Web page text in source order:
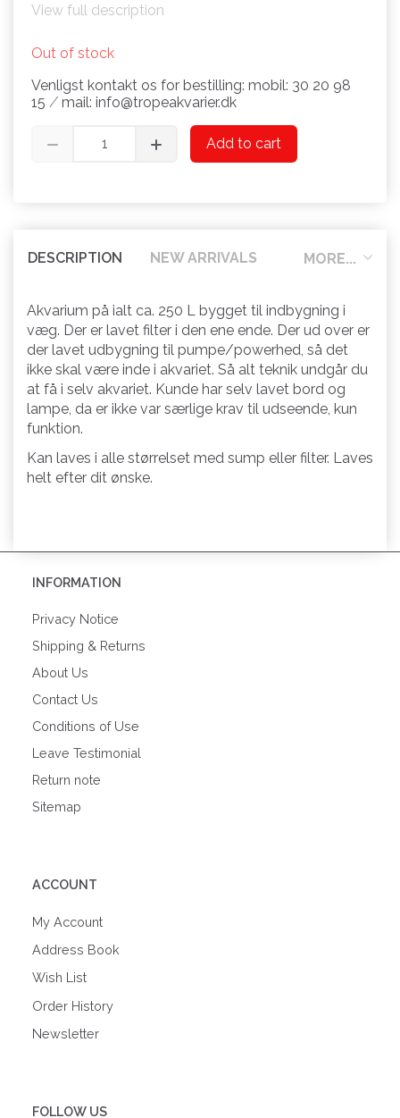
View full description
Out of stock
Venligst kontakt os for bestilling: mobil: 30 20 98
15 ⁄ mail: info@tropeakvarier.dk
Add to cart
MORE...
DESCRIPTION NEW ARRIVALS
Akvarium på ialt ca. 250 L bygget til indbygning i
væg. Der er lavet filter i den ene ende. Der ud over er
der lavet udbygning til pumpe/powerhed, så det
ikke skal være inde i akvariet. Så alt teknik undgår du
at få i selv akvariet. Kunde har selv lavet bord og
lampe, da er ikke var særlige krav til udseende, kun
funktion.
Kan laves i alle størrelset med sump eller filter. Laves
helt efter dit ønske.
INFORMATION
Privacy Notice
Shipping & Returns
About Us
Contact Us
Conditions of Use
Leave Testimonial
Return note
Sitemap
ACCOUNT
My Account
Address Book
Wish List
Order History
Newsletter
FOLLOW US